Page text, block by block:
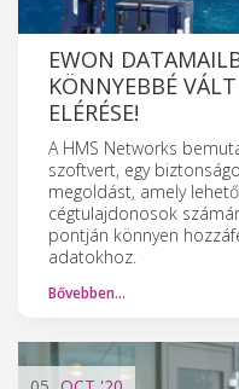
EWON
KÖNNYEBBÉ
ELÉRÉSE!
A HMS Networks
szoftvert, egy
megoldást, amely
cégtulajdonosok
pontján könnyen
adatokhoz.
Bővebben…